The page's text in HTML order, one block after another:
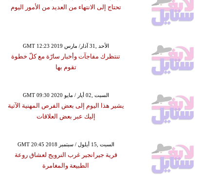
تحتاج إلى الانتهاء من العديد من الأمور اليوم
GMT 12:23 2019 الأحد ,31 آذار/ مارس
تنتظرك مفاجآت وأخبار سارّة مع كلّ خطوة
تقوم بها
GMT 09:30 2020 السبت ,02 أيار / مايو
يشير هذا اليوم إلى بعض الفرص المهنية الآتية
إليك عبر بعض العلاقات
GMT 20:45 2018 السبت ,15 أيلول / سبتمبر
قرية جيرانجير غرب النرويج لعشاق روعة
الطبيعة والمغامرة